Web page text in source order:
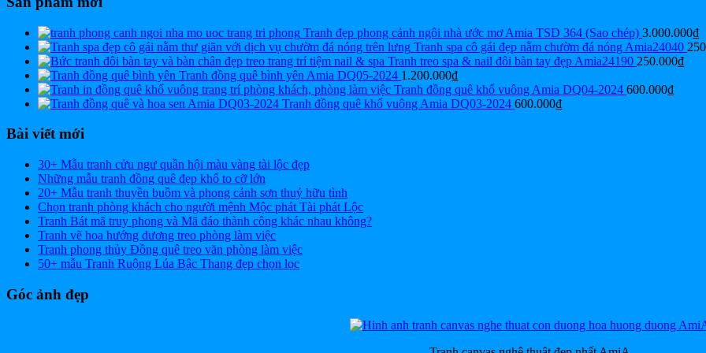
Tranh đẹp phong cảnh ngôi nhà ước mơ Amia TSD 364 (Sao chép) 3.000.000₫
Tranh spa cô gái đẹp nằm chườm đá nóng Amia24040
Tranh treo spa & nail đôi bàn tay đẹp Amia24190 250.000₫
Tranh đồng quê bình yên Amia DQ05-2024 1.200.000₫
Tranh đồng quê khổ vuông Amia DQ04-2024 600.000₫
Tranh đồng quê khổ vuông Amia DQ03-2024 600.000₫
Bài viết mới
30+ Mẫu tranh cửu ngư quần hội màu vàng tài lộc đẹp
Những mẫu tranh đồng quê đẹp khổ to cỡ lớn
20+ Mẫu tranh thuyền buồm và phong cảnh sơn thuỷ hữu tình
Chọn tranh phòng khách cho người mệnh Mộc phát Tài phát Lộc
Tranh Bát mã truy phong và Mã đáo thành công khác nhau không?
Tranh vẽ hoa hướng dương treo phòng làm việc
Tranh phong thủy Đồng quê treo văn phòng làm việc
50+ mẫu Tranh Ruộng Lúa Bậc Thang đẹp chọn lọc
Góc ảnh đẹp